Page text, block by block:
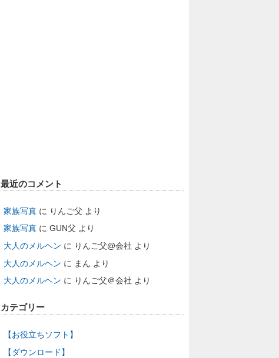
最近のコメント
家族写真 に りんご父 より
家族写真 に GUN父 より
大人のメルヘン に りんご父@会社 より
大人のメルヘン に まん より
大人のメルヘン に りんご父＠会社 より
カテゴリー
【お役立ちソフト】
【ダウンロード】